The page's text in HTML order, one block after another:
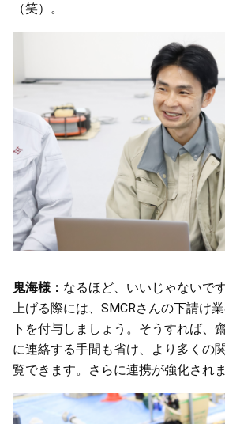
（笑）。
鬼海様： なるほど、いいじゃないで
上げる際には、SMCRさんの下請け
トを付与しましょう。そうすれば、
に連絡する手間も省け、より多くの
覧できます。さらに連携が強化されま